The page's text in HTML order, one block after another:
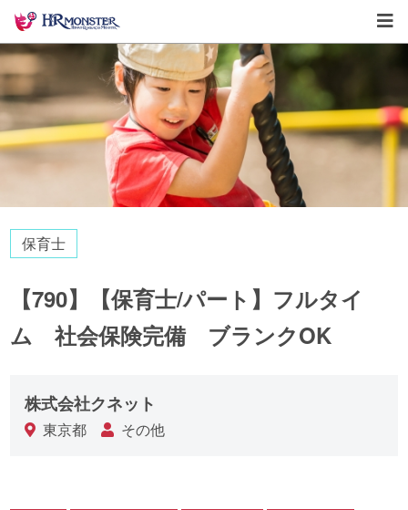
保育士
【790】【保育士/パート】フルタイ
ム 社会保険完備 ブランクOK
株式会社クネット
東京都 その他